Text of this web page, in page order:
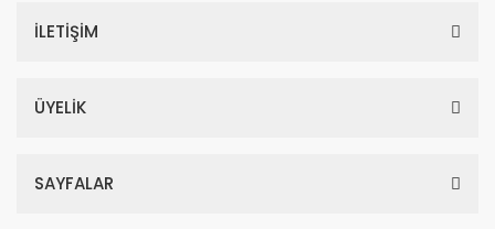
İLETİŞİM
ÜYELİK
SAYFALAR